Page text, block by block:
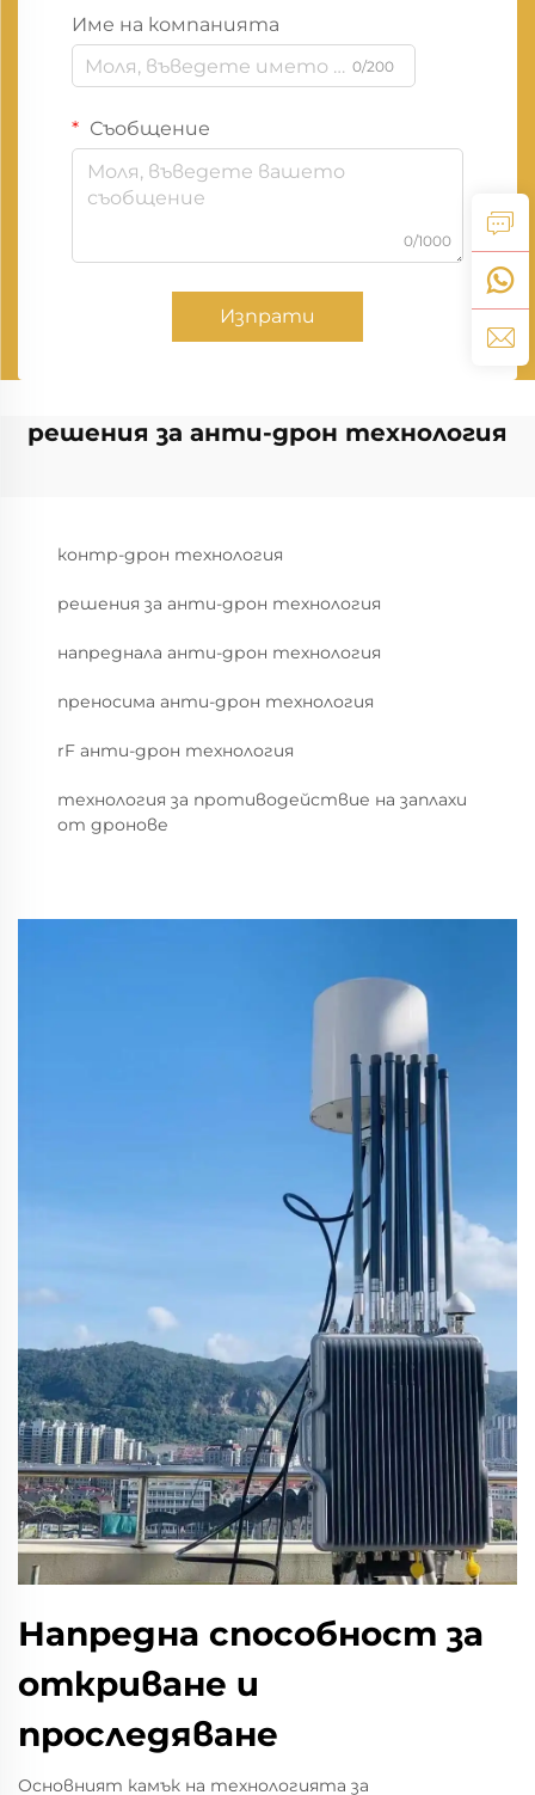
Име на компанията
0/200
Съобщение
0/1000
Изпрати
решения за анти-дрон технология
контр-дрон технология
решения за анти-дрон технология
напреднала анти-дрон технология
преносима анти-дрон технология
rF анти-дрон технология
технология за противодействие на заплахи
от дронове
Напредна способност за
откриване и
проследяване
Основният камък на технологията за